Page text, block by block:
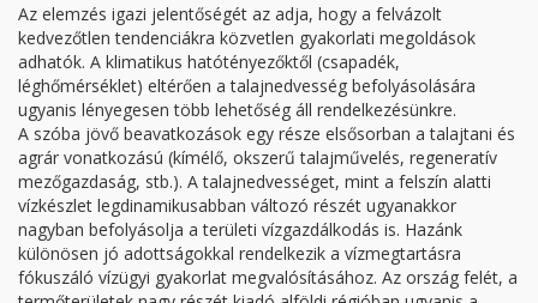
Az elemzés igazi jelentőségét az adja, hogy a felvázolt
kedvezőtlen tendenciákra közvetlen gyakorlati megoldások
adhatók. A klimatikus hatótényezőktől (csapadék,
léghőmérséklet) eltérően a talajnedvesség befolyásolására
ugyanis lényegesen több lehetőség áll rendelkezésünkre.
A szóba jövő beavatkozások egy része elsősorban a talajtani és
agrár vonatkozású (kímélő, okszerű talajművelés, regeneratív
mezőgazdaság, stb.). A talajnedvességet, mint a felszín alatti
vízkészlet legdinamikusabban változó részét ugyanakkor
nagyban befolyásolja a területi vízgazdálkodás is. Hazánk
különösen jó adottságokkal rendelkezik a vízmegtartásra
fókuszáló vízügyi gyakorlat megvalósításához. Az ország felét, a